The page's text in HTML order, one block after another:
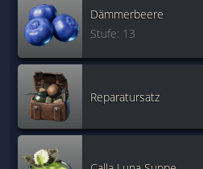
Dämmerbeere
Stufe: 13
Reparatursatz